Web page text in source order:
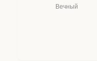
Вечный